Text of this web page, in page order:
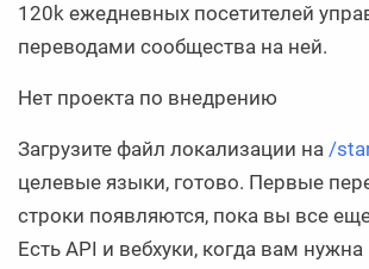
120k ежедневных посетителей
переводами сообщества на ней.
Нет проекта по внедрению
Загрузите файл локализации на /
целевые языки, готово. Первые
строки появляются, пока вы все
Есть API и вебхуки, когда вам нужна